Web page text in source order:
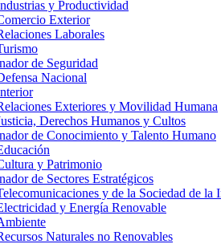
y Productividad
Exterior
Laborales
de Seguridad
Nacional
Exteriores y Movilidad Humana
Derechos Humanos y Cultos
de Conocimiento y Talento Humano
y Patrimonio
de Sectores Estratégicos
y de la Sociedad de la
y Energía Renovable
Naturales no Renovables